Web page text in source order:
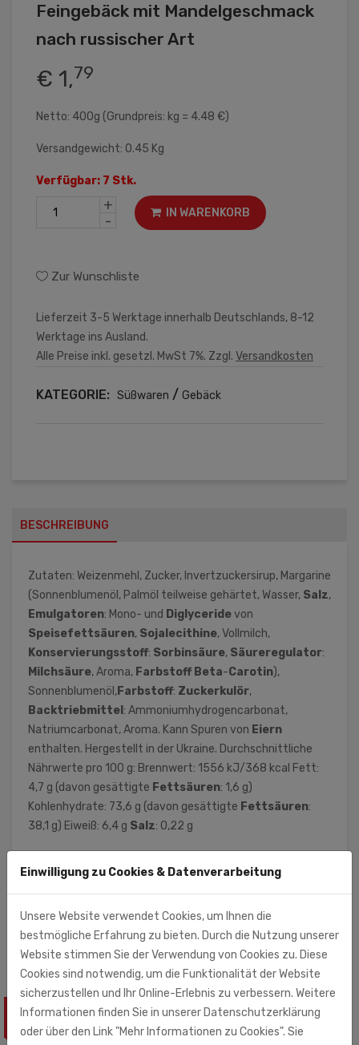
Feingebäck mit Mandelgeschmack
nach russischer Art
€ 1,79
Netto: 400g (Grundpreis: kg = 4.48 €)
Versandgewicht: 0.45 Kg
Verfügbar: 7 Stk.
+
-
IN WARENKORB
Zur Wunschliste
Lieferzeit 3-5 Werktage innerhalb Deutschlands, 8-12
Werktage ins Ausland.
Alle Preise inkl. gesetzl. MwSt 7%. Zzgl. Versandkosten
KATEGORIE: Süßwaren / Gebäck
BESCHREIBUNG
Zutaten: Weizenmehl, Zucker, Invertzuckersirup, Margarine
(Sonnenblumenöl, Palmöl teilweise gehärtet, Wasser, Salz,
Emulgatoren: Mono- und Diglyceridevon
Speisefettsäuren, Sojalecithine, Vollmilch,
Konservierungsstoff: Sorbinsäure, Säureregulator:
Milchsäure, Aroma, Farbstoff Beta-Carotin),
Sonnenblumenöl,Farbstoff: Zuckerkulör,
Backtriebmittel : Ammoniumhydrogencarbonat,
Natriumcarbonat, Aroma. Kann Spuren von Eiern
enthalten. Hergestellt in der Ukraine. Durchschnittliche
Nährwerte pro 100 g: Brennwert: 1556 kJ/368 kcal Fett:
4,7 g (davon gesättigte Fettsäuren: 1,6 g)
Kohlenhydrate: 73,6 g (davon gesättigte Fettsäuren:
38,1 g) Eiweiß: 6,4 g Salz: 0,22 g
Monolith Unternehmensgruppe (Importeur)
Monolith Nord GmbH
Am Hatzberg 3
21224 Rosengarten
ÄHNLICHE PRODUKTE
Einwilligung zu Cookies & Datenverarbeitung
Unsere Website verwendet Cookies, um Ihnen die
bestmögliche Erfahrung zu bieten. Durch die Nutzung unserer
Website stimmen Sie der Verwendung von Cookies zu. Diese
Cookies sind notwendig, um die Funktionalität der Website
sicherzustellen und Ihr Online-Erlebnis zu verbessern. Weitere
Informationen finden Sie in unserer Datenschutzerklärung
oder über den Link "Mehr Informationen zu Cookies". Sie